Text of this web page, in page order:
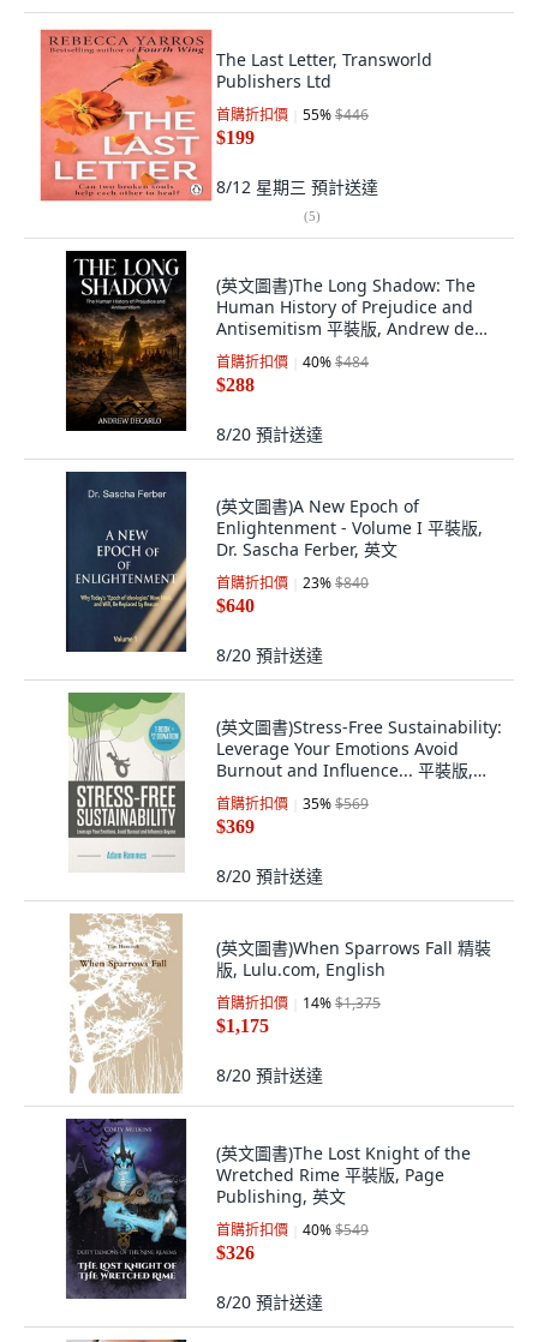
The Last Letter, Transworld
Publishers Ltd
首購折扣價 55%$446
$199
8/12 星期三 預計送達
(5)
(英文圖書)The Long Shadow: The
Human History of Prejudice and
Antisemitism 平裝版, Andrew de
Carlo, English
首購折扣價 40%$484
$288
8/20 預計送達
(英文圖書)A New Epoch of
Enlightenment - Volume I 平裝版,
Dr. Sascha Ferber, 英文
首購折扣價 23%$840
$640
8/20 預計送達
(英文圖書)Stress-Free Sustainability:
Leverage Your Emotions Avoid
Burnout and Influence... 平裝版,
Createspace Independent Pub...,
英文
首購折扣價 35%$569
$369
8/20 預計送達
(英文圖書)When Sparrows Fall 精裝
版, Lulu.com, English
首購折扣價 14%$1,375
$1,175
8/20 預計送達
(英文圖書)The Lost Knight of the
Wretched Rime 平裝版, Page
Publishing, 英文
首購折扣價 40%$549
$326
8/20 預計送達